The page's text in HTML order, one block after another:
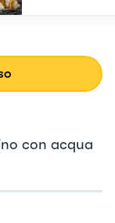
con acqua